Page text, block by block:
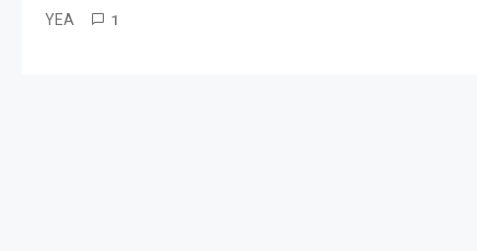
YEA
1